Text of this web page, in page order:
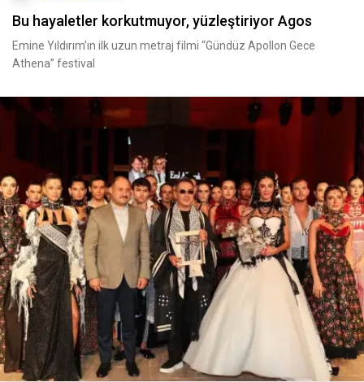
Bu hayaletler korkutmuyor, yüzleştiriyor Agos
Emine Yıldırım’ın ilk uzun metraj filmi “Gündüz Apollon Gece
Athena” festival